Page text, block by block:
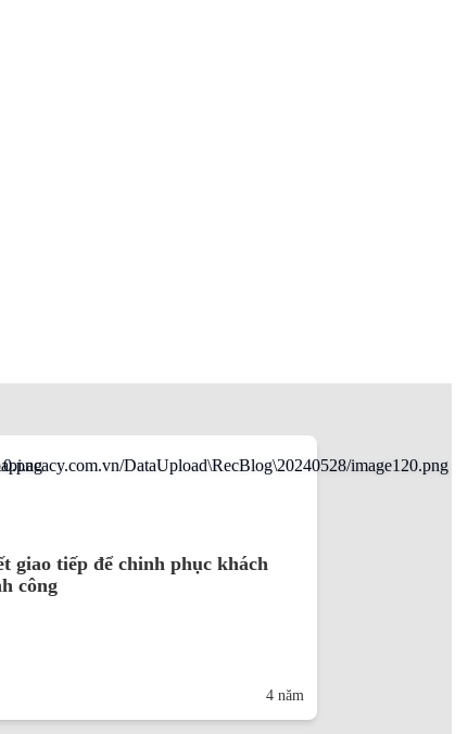
giao tiếp để chinh phục khách
công
4 năm